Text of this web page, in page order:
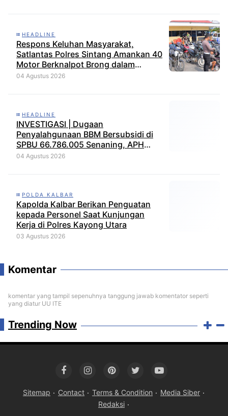
HEADLINE
Respons Keluhan Masyarakat,
Satlantas Polres Sintang Amankan 40
Motor Berknalpot Brong dalam
Strong Point Pagi
04 Agustus 2026
HEADLINE
INVESTIGASI | Dugaan
Penyalahgunaan BBM Bersubsidi di
SPBU 66.786.005 Senaning, APH
Jangan Tutup Mata, BPH Migas
04 Agustus 2026
POLDA KALBAR
Kapolda Kalbar Berikan Penguatan
kepada Personel Saat Kunjungan
Kerja di Polres Kayong Utara
03 Agustus 2026
Komentar
komentar yang tampil sepenuhnya tanggung jawab komentator seperti
yang diatur UU ITE
Trending Now
Sitemap Contact Terms & Condition
Media Siber
Redaksi